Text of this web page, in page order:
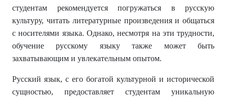
студентам рекомендуется погружаться в русскую
культуру, читать литературные произведения и общаться
с носителями языка. Однако, несмотря на эти трудности,
обучение русскому языку также может быть
захватывающим и увлекательным опытом.
Русский язык, с его богатой культурной и исторической
сущностью, предоставляет студентам уникальную